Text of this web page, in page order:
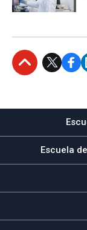
Escuela